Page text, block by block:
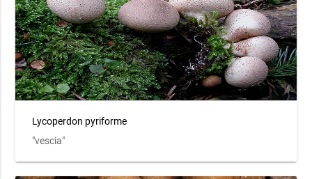
Lycoperdon pyriforme
"vescia"